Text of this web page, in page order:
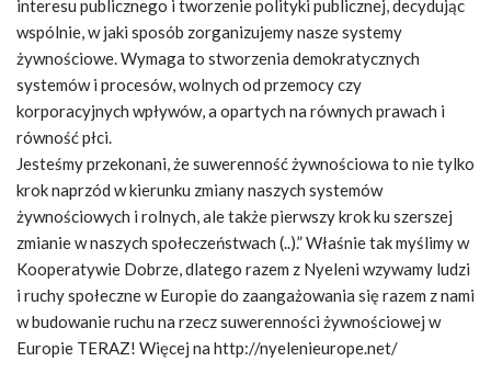
interesu publicznego i tworzenie polityki publicznej, decydując
wspólnie, w jaki sposób zorganizujemy nasze systemy
żywnościowe. Wymaga to stworzenia demokratycznych
systemów i procesów, wolnych od przemocy czy
korporacyjnych wpływów, a opartych na równych prawach i
równość płci.
Jesteśmy przekonani, że suwerenność żywnościowa to nie tylko
krok naprzód w kierunku zmiany naszych systemów
żywnościowych i rolnych, ale także pierwszy krok ku szerszej
zmianie w naszych społeczeństwach (..).” Właśnie tak myślimy w
Kooperatywie Dobrze, dlatego razem z Nyeleni wzywamy ludzi
i ruchy społeczne w Europie do zaangażowania się razem z nami
w budowanie ruchu na rzecz suwerenności żywnościowej w
Europie TERAZ! Więcej na http://nyelenieurope.net/